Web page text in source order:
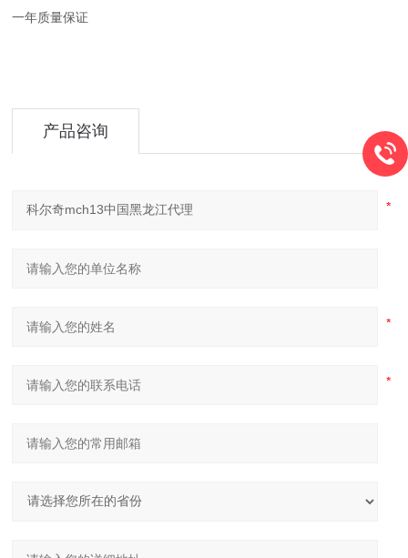
一年质量保证
产品咨询